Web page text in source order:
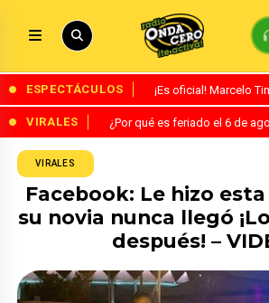
ESPECTÁCULOS ¡Es oficial! Marcelo
VIRALES ¿Por qué es feriado el 6 de
VIRALES
Facebook: Le hizo
su novia nunca llegó
después! –